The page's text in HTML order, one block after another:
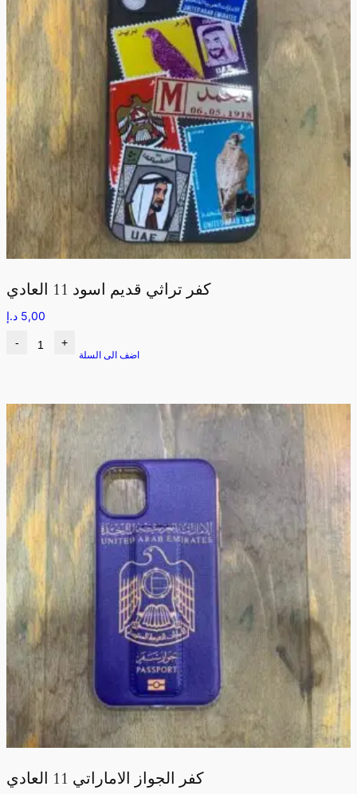
كفر تراثي قديم اسود 11 العادي
5,00 د.إ
- +
اضف الى السلة
كفر الجواز الاماراتي 11 العادي